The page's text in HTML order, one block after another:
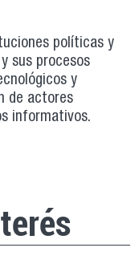
políticas y
sus procesos
y
de actores
informativos.